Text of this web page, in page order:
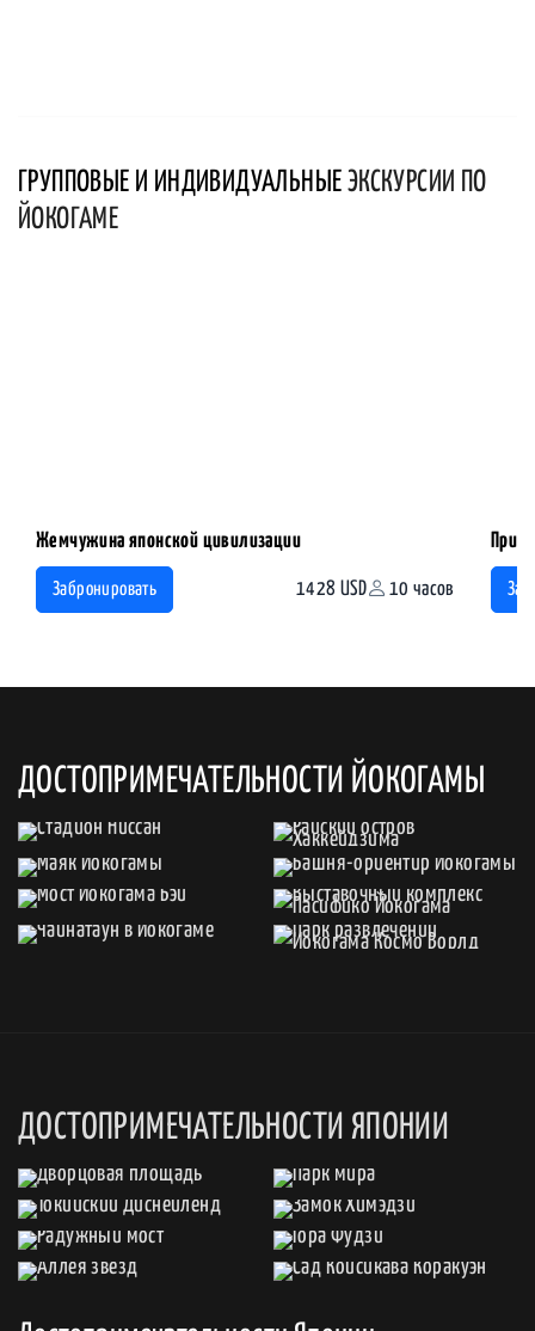
ГРУППОВЫЕ И ИНДИВИДУАЛЬНЫЕ ЭКСКУРСИИ ПО
ЙОКОГАМЕ
Жемчужина японской цивилизации
Забронировать 1428 USD 10 часов
ДОСТОПРИМЕЧАТЕЛЬНОСТИ ЙОКОГАМЫ
ДОСТОПРИМЕЧАТЕЛЬНОСТИ ЯПОНИИ